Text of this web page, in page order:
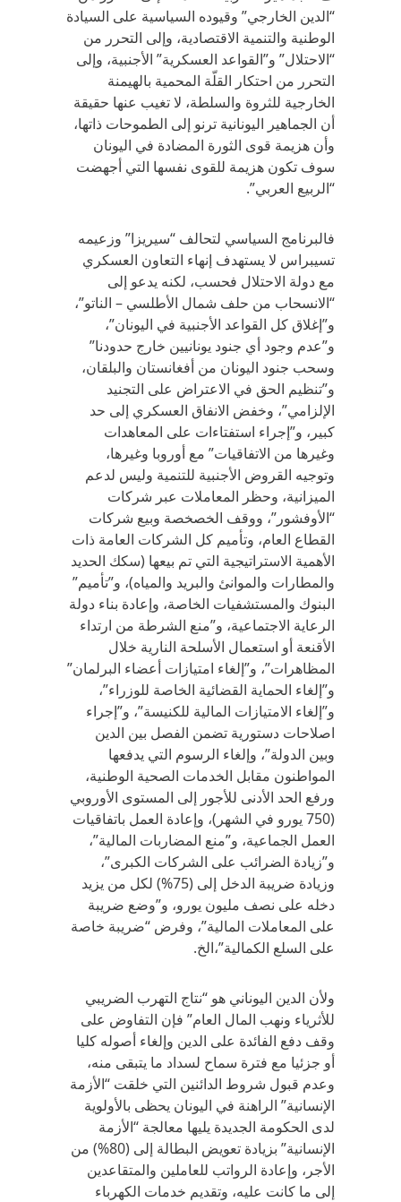
“الدين الخارجي” وقيوده السياسية على السيادة
الوطنية والتنمية الاقتصادية، وإلى التحرر من
“الاحتلال” و”القواعد العسكرية” الأجنبية، وإلى
التحرر من احتكار القلّة المحمية بالهيمنة
الخارجية للثروة والسلطة، لا تغيب عنها حقيقة
أن الجماهير اليونانية ترنو إلى الطموحات ذاتها،
وأن هزيمة قوى الثورة المضادة في اليونان
سوف تكون هزيمة للقوى نفسها التي أجهضت
“الربيع العربي”.
فالبرنامج السياسي لتحالف “سيريزا” وزعيمه
تسيبراس لا يستهدف إنهاء التعاون العسكري
مع دولة الاحتلال فحسب، لكنه يدعو إلى
“الانسحاب من حلف شمال الأطلسي – الناتو”،
و”إغلاق كل القواعد الأجنبية في اليونان”،
و”عدم وجود أي جنود يونانيين خارج حدودنا”
وسحب جنود اليونان من أفغانستان والبلقان،
و”تنظيم الحق في الاعتراض على التجنيد
الإلزامي”، وخفض الانفاق العسكري إلى حد
كبير، و”إجراء استفتاءات على المعاهدات
وغيرها من الاتفاقيات” مع أوروبا وغيرها،
وتوجيه القروض الأجنبية للتنمية وليس لدعم
الميزانية، وحظر المعاملات عبر شركات
“الأوفشور”، ووقف الخصخصة وبيع شركات
القطاع العام، وتأميم كل الشركات العامة ذات
الأهمية الاستراتيجية التي تم بيعها (سكك الحديد
والمطارات والموانئ والبريد والمياه)، و”تأميم”
البنوك والمستشفيات الخاصة، وإعادة بناء دولة
الرعاية الاجتماعية، و”منع الشرطة من ارتداء
الأقنعة أو استعمال الأسلحة النارية خلال
المظاهرات”، و”إلغاء امتيازات أعضاء البرلمان”
و”إلغاء الحماية القضائية الخاصة للوزراء”،
و”إلغاء الامتيازات المالية للكنيسة”، و”إجراء
اصلاحات دستورية تضمن الفصل بين الدين
وبين الدولة”، وإلغاء الرسوم التي يدفعها
المواطنون مقابل الخدمات الصحية الوطنية،
ورفع الحد الأدنى للأجور إلى المستوى الأوروبي
(750 يورو في الشهر)، وإعادة العمل باتفاقيات
العمل الجماعية، و”منع المضاربات المالية”،
و”زيادة الضرائب على الشركات الكبرى”،
وزيادة ضريبة الدخل إلى (75%) لكل من يزيد
دخله على نصف مليون يورو، و”وضع ضريبة
على المعاملات المالية”، وفرض “ضريبة خاصة
على السلع الكمالية”،الخ.
ولأن الدين اليوناني هو “نتاج التهرب الضريبي
للأثرياء ونهب المال العام” فإن التفاوض على
وقف دفع الفائدة على الدين وإلغاء أصوله كليا
أو جزئيا مع فترة سماح لسداد ما يتبقى منه،
وعدم قبول شروط الدائنين التي خلقت “الأزمة
الإنسانية” الراهنة في اليونان يحظى بالأولوية
لدى الحكومة الجديدة يليها معالجة “الأزمة
الإنسانية” بزيادة تعويض البطالة إلى (80%) من
الأجر، وإعادة الرواتب للعاملين والمتقاعدين
إلى ما كانت عليه، وتقديم خدمات الكهرباء